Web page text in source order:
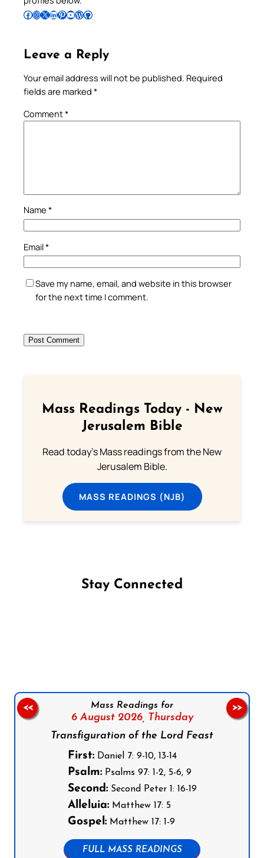
Follow Pradeep on Facebook Follow Pradeep on InstagramFollow Pradeep on X Follow Pradeep on LinkedIn Follow Pradeep on Pinterest Subscribe to Pradeep’s Youtube Channel Follow Pradeep on WordPress Follow Pradeep on GitHub
Leave a Reply
Your email address will not be published. Required
fields are marked *
Comment*
Name *
Email*
Save my name, email, and website in this browser
for the next time I comment.
Mass Readings Today - New
Jerusalem Bible
Read today's Mass readings from the New
Jerusalem Bible.
MASS READINGS (NJB)
Stay Connected
Mass Readings for
6 August 2026, Thursday
Transfiguration of the Lord Feast
First:Daniel 7: 9-10, 13-14
Psalm:Psalms 97: 1-2, 5-6, 9
Second:Second Peter 1: 16-19
Alleluia:Matthew 17: 5
Gospel:Matthew 17: 1-9
FULL MASS READINGS
<< >>